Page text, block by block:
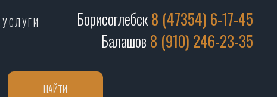
УСЛУГИ
Борисоглебск8 (47354) 6-17-45
Балашов 8 (910) 246-23-35
НАЙТИ